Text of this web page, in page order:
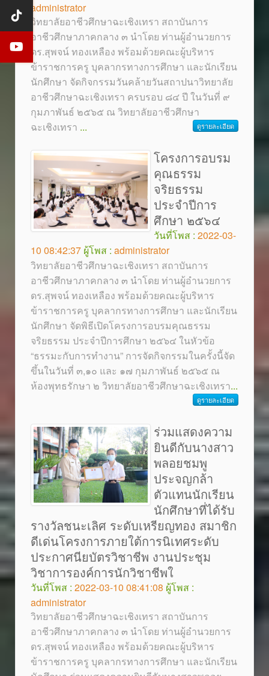
administrator
วิทยาลัยอาชีวศึกษาฉะเชิงเทรา สถาบันการ
อาชีวศึกษาภาคกลาง ๓ นำโดย ท่านผู้อำนวยการ
ดร.สุพจน์ ทองเหลือง พร้อมด้วยคณะผู้บริหาร
ข้าราชการครู บุคลากรทางการศึกษา และนักเรียน
นักศึกษา จัดกิจกรรมวันคล้ายวันสถาปนาวิทยาลัย
อาชีวศึกษาฉะเชิงเทรา ครบรอบ ๘๔ ปี ในวันที่ ๙
กุมภาพันธ์ ๒๕๖๕ ณ วิทยาลัยอาชีวศึกษา
ฉะเชิงเทรา ... ดูรายละเอียด
โครงการอบรม
คุณธรรม
จริยธรรม
ประจำปีการ
ศึกษา ๒๕๖๔
วันที่โพส : 2022-03-
10 08:42:37 ผู้โพส : administrator
วิทยาลัยอาชีวศึกษาฉะเชิงเทรา สถาบันการ
อาชีวศึกษาภาคกลาง ๓ นำโดย ท่านผู้อำนวยการ
ดร.สุพจน์ ทองเหลือง พร้อมด้วยคณะผู้บริหาร
ข้าราชการครู บุคลากรทางการศึกษา และนักเรียน
นักศึกษา จัดพิธีเปิดโครงการอบรมคุณธรรม
จริยธรรม ประจำปีการศึกษา ๒๕๖๔ ในหัวข้อ
“ธรรมะกับการทำงาน” การจัดกิจกรรมในครั้งนี้จัด
ขึ้นในวันที่ ๓,๑๐ และ ๑๗ กุมภาพันธ์ ๒๕๖๕ ณ
ห้องพุทธรักษา ๒ วิทยาลัยอาชีวศึกษาฉะเชิงเทรา...
ดูรายละเอียด
ร่วมแสดงความ
ยินดีกับนางสาว
พลอยชมพู
ประจญกล้า
ตัวแทนนักเรียน
นักศึกษาที่ได้รับ
รางวัลชนะเลิศ ระดับเหรียญทอง สมาชิก
ดีเด่นโครงการภายใต้การนิเทศระดับ
ประกาศนียบัตรวิชาชีพ งานประชุม
วิชาการองค์การนักวิชาชีพใ
วันที่โพส : 2022-03-10 08:41:08 ผู้โพส :
administrator
วิทยาลัยอาชีวศึกษาฉะเชิงเทรา สถาบันการ
อาชีวศึกษาภาคกลาง ๓ นำโดย ท่านผู้อำนวยการ
ดร.สุพจน์ ทองเหลือง พร้อมด้วยคณะผู้บริหาร
ข้าราชการครู บุคลากรทางการศึกษา และนักเรียน